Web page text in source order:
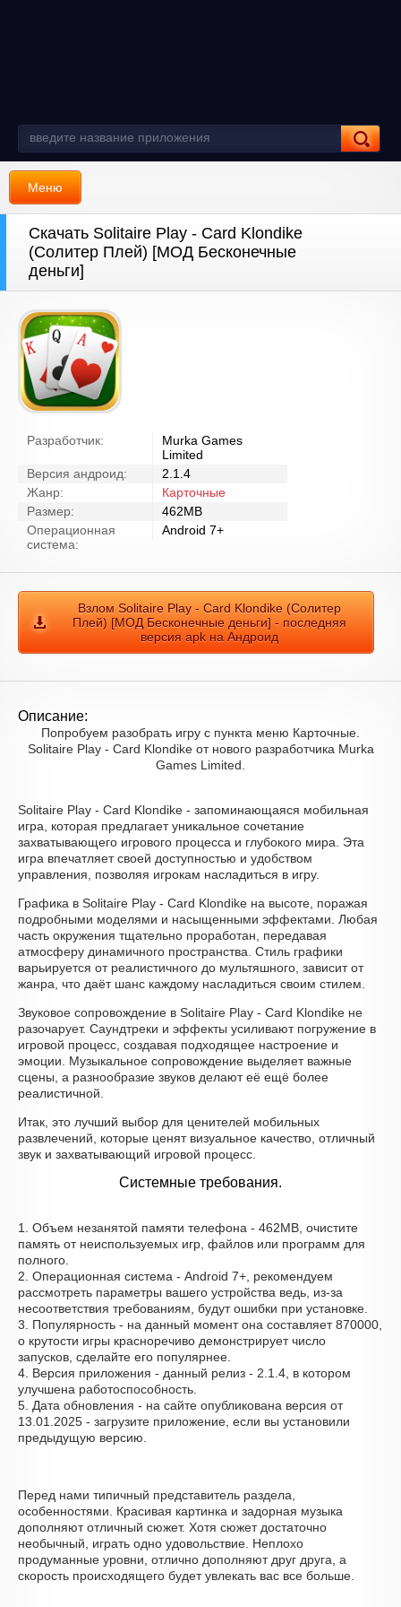
Меню
Скачать Solitaire Play - Card Klondike
(Солитер Плей) [МОД Бесконечные
деньги]
Разработчик:
Murka Games
Limited
Версия андроид:
2.1.4
Жанр:
Карточные
Размер:
462MB
Операционная
система:
Android 7+
Взлом Solitaire Play - Card Klondike (Солитер
Плей) [МОД Бесконечные деньги] - последняя
версия apk на Андроид
Описание:
Попробуем разобрать игру с пункта меню Карточные.
Solitaire Play - Card Klondike от нового разработчика Murka
Games Limited.
Solitaire Play - Card Klondike - запоминающаяся мобильная
игра, которая предлагает уникальное сочетание
захватывающего игрового процесса и глубокого мира. Эта
игра впечатляет своей доступностью и удобством
управления, позволяя игрокам насладиться в игру.
Графика в Solitaire Play - Card Klondike на высоте, поражая
подробными моделями и насыщенными эффектами. Любая
часть окружения тщательно проработан, передавая
атмосферу динамичного пространства. Стиль графики
варьируется от реалистичного до мультяшного, зависит от
жанра, что даёт шанс каждому насладиться своим стилем.
Звуковое сопровождение в Solitaire Play - Card Klondike не
разочарует. Саундтреки и эффекты усиливают погружение в
игровой процесс, создавая подходящее настроение и
эмоции. Музыкальное сопровождение выделяет важные
сцены, а разнообразие звуков делают её ещё более
реалистичной.
Итак, это лучший выбор для ценителей мобильных
развлечений, которые ценят визуальное качество, отличный
звук и захватывающий игровой процесс.
Системные требования.
1. Объем незанятой памяти телефона - 462MB, очистите
память от неиспользуемых игр, файлов или программ для
полного.
2. Операционная система - Android 7+, рекомендуем
рассмотреть параметры вашего устройства ведь, из-за
несоответствия требованиям, будут ошибки при установке.
3. Популярность - на данный момент она составляет 870000,
о крутости игры красноречиво демонстрирует число
запусков, сделайте его популярнее.
4. Версия приложения - данный релиз - 2.1.4, в котором
улучшена работоспособность.
5. Дата обновления - на сайте опубликована версия от
13.01.2025 - загрузите приложение, если вы установили
предыдущую версию.
Перед нами типичный представитель раздела,
особенностями. Красивая картинка и задорная музыка
дополняют отличный сюжет. Хотя сюжет достаточно
необычный, играть одно удовольствие. Неплохо
продуманные уровни, отлично дополняют друг друга, а
скорость происходящего будет увлекать вас все больше.